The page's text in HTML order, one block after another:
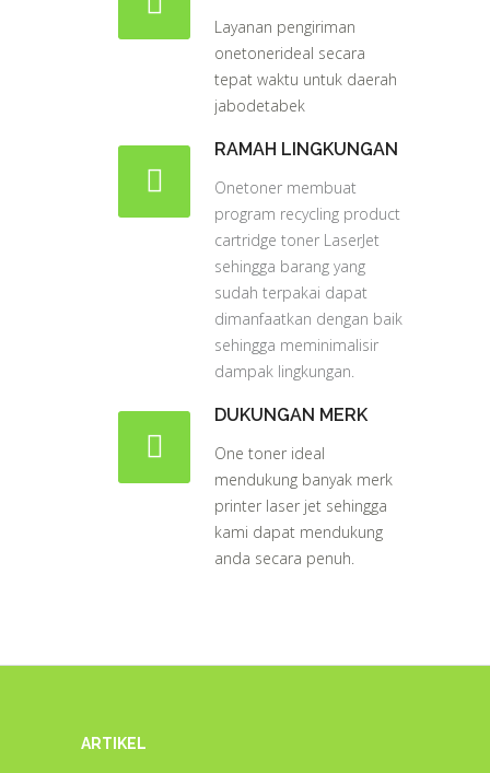
Layanan pengiriman
onetonerideal secara
tepat waktu untuk daerah
jabodetabek
RAMAH LINGKUNGAN
Onetoner membuat
program recycling product
cartridge toner LaserJet
sehingga barang yang
sudah terpakai dapat
dimanfaatkan dengan baik
sehingga meminimalisir
dampak lingkungan.
DUKUNGAN MERK
One toner ideal
mendukung banyak merk
printer laser jet sehingga
kami dapat mendukung
anda secara penuh.
ARTIKEL